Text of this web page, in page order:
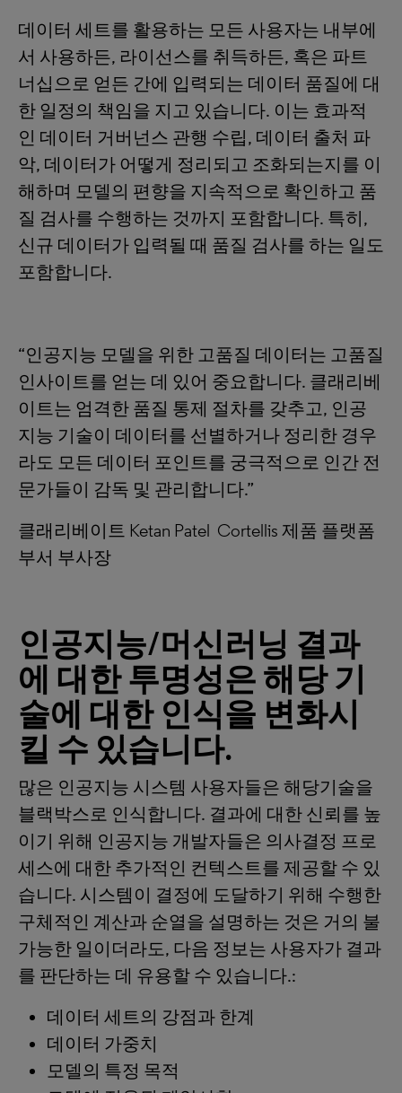
데이터 세트를 활용하는 모든 사용자는 내부에
서 사용하든, 라이선스를 취득하든, 혹은 파트
너십으로 얻든 간에 입력되는 데이터 품질에 대
한 일정의 책임을 지고 있습니다. 이는 효과적
인 데이터 거버넌스 관행 수립, 데이터 출처 파
악, 데이터가 어떻게 정리되고 조화되는지를 이
해하며 모델의 편향을 지속적으로 확인하고 품
질 검사를 수행하는 것까지 포함합니다. 특히,
신규 데이터가 입력될 때 품질 검사를 하는 일도
포함합니다.
“인공지능 모델을 위한 고품질 데이터는 고품질
인사이트를 얻는 데 있어 중요합니다. 클래리베
이트는 엄격한 품질 통제 절차를 갖추고, 인공
지능 기술이 데이터를 선별하거나 정리한 경우
라도 모든 데이터 포인트를 궁극적으로 인간 전
문가들이 감독 및 관리합니다.”
클래리베이트 Ketan Patel Cortellis 제품 플랫폼
부서 부사장
인공지능/머신러닝 결과
에 대한 투명성은 해당 기
술에 대한 인식을 변화시
킬 수 있습니다.
많은 인공지능 시스템 사용자들은 해당기술을
블랙박스로 인식합니다. 결과에 대한 신뢰를 높
이기 위해 인공지능 개발자들은 의사결정 프로
세스에 대한 추가적인 컨텍스트를 제공할 수 있
습니다. 시스템이 결정에 도달하기 위해 수행한
구체적인 계산과 순열을 설명하는 것은 거의 불
가능한 일이더라도, 다음 정보는 사용자가 결과
를 판단하는 데 유용할 수 있습니다.:
데이터 세트의 강점과 한계
데이터 가중치
모델의 특정 목적